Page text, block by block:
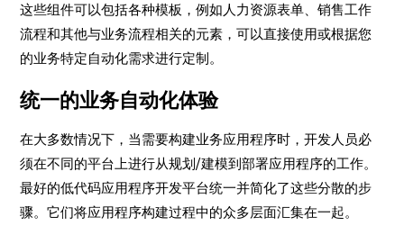
这些组件可以包括各种模板，例如人力资源表单、销售工作
流程和其他与业务流程相关的元素，可以直接使用或根据您
的业务特定自动化需求进行定制。
统一的业务自动化体验
在大多数情况下，当需要构建业务应用程序时，开发人员必
须在不同的平台上进行从规划/建模到部署应用程序的工作。
最好的低代码应用程序开发平台统一并简化了这些分散的步
骤。它们将应用程序构建过程中的众多层面汇集在一起。